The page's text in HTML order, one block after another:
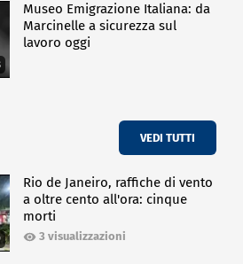
Museo Emigrazione Italiana: da
Marcinelle a sicurezza sul
lavoro oggi
VEDI TUTTI
Rio de Janeiro, raffiche di vento
a oltre cento all'ora: cinque
morti
3 visualizzazioni